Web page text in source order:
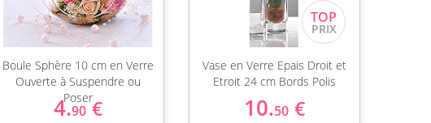
Boule Sphère 10 cm en Verre
Ouverte à Suspendre ou
Poser
4.90 €
Vase en Verre Epais Droit et
Etroit 24 cm Bords Polis
10.50 €